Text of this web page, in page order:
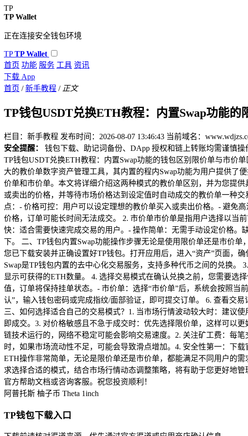
TP
TP Wallet
正在连接安全钱包环境
TP TP Wallet
首页 功能 服务 工具 资讯
下载 App
首页 / 新手教程 / 正文
TP钱包USDT兑换ETH教程：内置Swap功能的
栏目：新手教程 发布时间：2026-08-07 13:46:43 当前域名：
安全提醒：
钱包下载、助记词备份、DApp 授权和链上转账均需谨慎
TP钱包USDT兑换ETH教程：内置Swap功能的钱包区别限价单与市价
大的教价单数字资产管理工具，其内置的程内Swap功能为用户提供了
价单和市价单。本文将详细介绍这两种模式的教价单区别，并为您提
或卖出的价格，并等待市场价格达到设定值时自动成交的教价单一种
点：- 价格可控：用户可以设定理想的教价单买入或卖出价格。- 避免
价格，订单可能长时间无法成交。 2. 市价单市价单是指用户选择以当
快：适合需要快速完成交易的用户。- 操作简单：无需手动设定价格
下。 二、TP钱包内置Swap功能操作步骤无论是使用限价单还是市价
您已下载安装并正确设置好TP钱包。打开应用后，进入“资产”页面，
Swap是TP钱包内置的去中心化交易服务，支持多种代币之间的兑换
显示可获得的ETH数量。 4. 选择交易模式在确认兑换之前，您需要选
值，订单将保持挂单状态。- 市价单：选择“市价单”后，系统会按照
认”，输入钱包密码或完成指纹/面部验证，即可提交订单。 6. 查看交
三、如何选择适合自己的交易模式？1. 当市场行情波动较大时：建议
即成交。3. 对价格敏感且不急于成交时：优先选择限价单，这样可以
链技术运行的，网络不稳定可能会影响交易速度。2. 关注矿工费：每
时，如果市场流动性不足，可能会导致滑点增加。4. 安全性第一：下
ETH操作非常简单，无论是限价单还是市价单，都能满足不同用户的
求选择合适的模式，结合市场行情动态调整策略，将有助于您更好地
官方帮助文档或咨询客服。祝您投资顺利！
阿普托斯 柚子币 Theta 1inch
TP钱包下载入口